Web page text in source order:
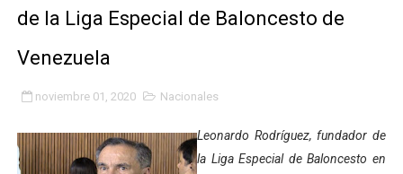
INN-Mérida celebró el Lacto grado para promover el
Impulsan plan estratégico de seguridad ciudadana
Mérida impulsa desarrollo económico con taller de
Fomficc consolida alianzas e impulsa la economía
de la Liga Especial de Baloncesto de
Venezuela
noviembre 01, 2020 Nacionales
Leonardo Rodríguez, fundador de
la Liga Especial de Baloncesto en